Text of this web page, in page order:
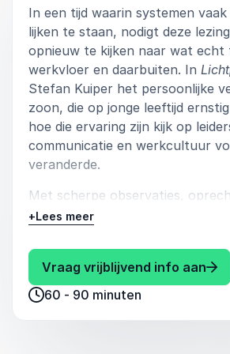
In een tijd waarin systemen
lijken te staan, nodigt deze
opnieuw te kijken naar wat echt
werkvloer en daarbuiten. In
Stefan Kuiper het persoonlijke
zoon, die op jonge leeftijd
hoe die ervaring zijn kijk op
communicatie en werkcultuur
veranderde.
Met scherpe observaties,
kwetsbaarheid en doordachte
hebben. Niet door met de vinger
pasklare oplossingen te bieden,
publiek mee te nemen in een
+Lees meer
Vraag vrijblijvend info aan:
60 - 90 minuten